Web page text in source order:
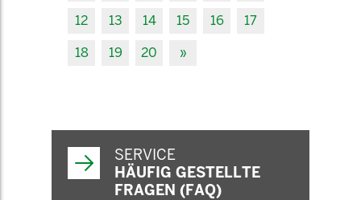
12 13 14 15 16
17
18
19 20 »
SERVICE
HÄUFIG GESTELLTE
FRAGEN (FAQ)